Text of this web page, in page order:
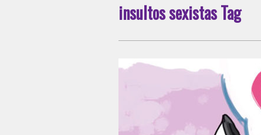
insultos sexistas Tag